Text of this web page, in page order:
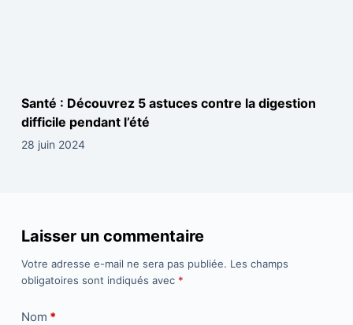
Santé : Découvrez 5 astuces contre la digestion
difficile pendant l’été
28 juin 2024
Laisser un commentaire
Votre adresse e-mail ne sera pas publiée. Les champs
obligatoires sont indiqués avec *
Nom *